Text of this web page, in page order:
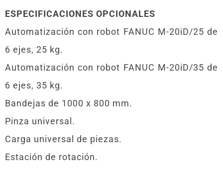
ESPECIFICACIONES OPCIONALES
Automatización con robot FANUC M-20iD/25 de
6 ejes, 25 kg.
Automatización con robot FANUC M-20iD/35 de
6 ejes, 35 kg.
Bandejas de 1000 x 800 mm.
Pinza universal.
Carga universal de piezas.
Estación de rotación.